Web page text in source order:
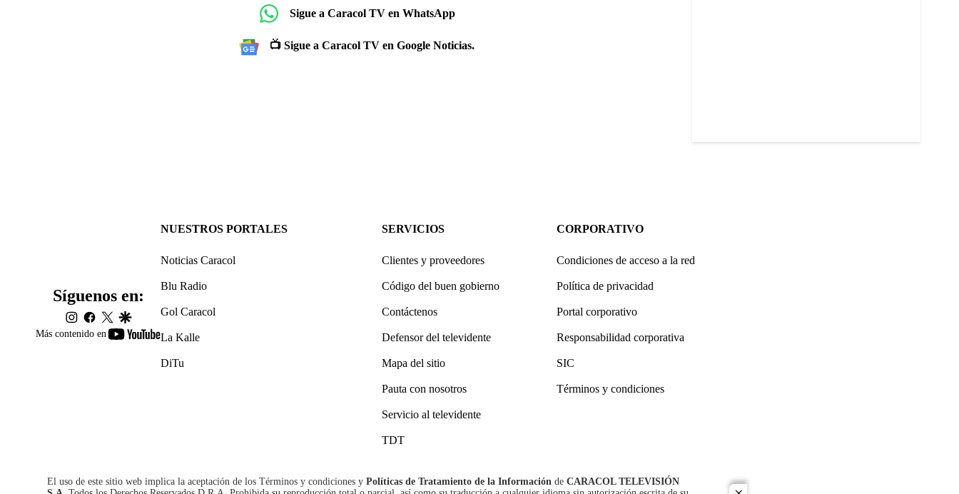
Sigue a Caracol TV en WhatsApp
📺 Sigue a Caracol TV en Google Noticias.
Más contenido en
youtube-
Síguenos en:
instagram
facebook
twittergoogle
NUESTROS PORTALES
Noticias Caracol
Blu Radio
Gol Caracol
La Kalle
DiTu
SERVICIOS
Clientes y proveedores
Código del buen gobierno
Contáctenos
Defensor del televidente
Mapa del sitio
Pauta con nosotros
Servicio al televidente
TDT
CORPORATIVO
Condiciones de acceso a la red
Política de privacidad
Portal corporativo
Responsabilidad corporativa
SIC
Términos y condiciones
El uso de este sitio web implica la aceptación de los Términos y condiciones y Políticas de Tratamiento de la Información de CARACOL TELEVISIÓN